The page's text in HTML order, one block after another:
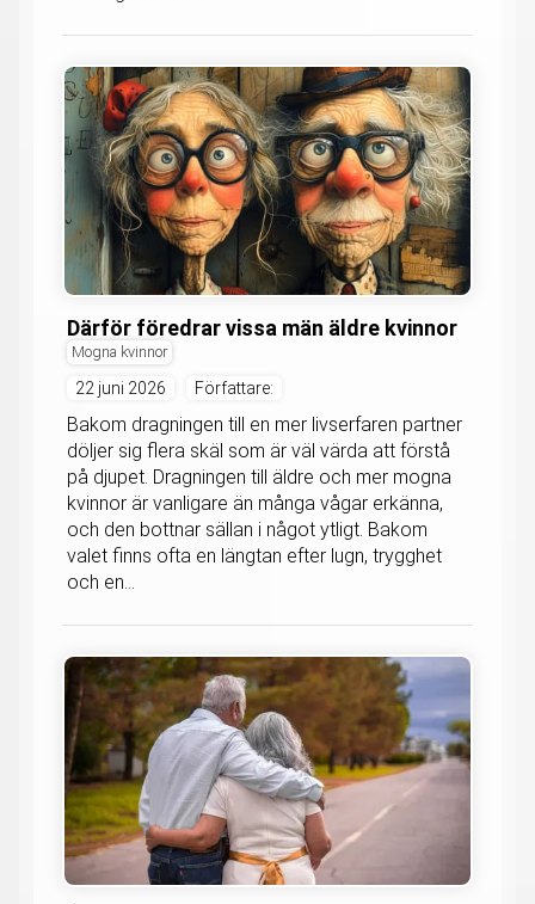
Därför föredrar vissa män äldre kvinnor
Mogna kvinnor
22 juni 2026 Författare:
Bakom dragningen till en mer livserfaren partner
döljer sig flera skäl som är väl värda att förstå
på djupet. Dragningen till äldre och mer mogna
kvinnor är vanligare än många vågar erkänna,
och den bottnar sällan i något ytligt. Bakom
valet finns ofta en längtan efter lugn, trygghet
och en...